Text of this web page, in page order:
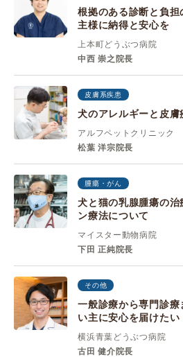
根拠のある診断と負
主様に納得と安心を
上本町どうぶつ病院
中西 崇之院長
皮膚系疾患
犬のアレルギーと皮膚
アルフペットクリニック
松葉 洋宗院長
腫瘍・がん
犬と猫の乳腺腫瘍の
ン療法について
マイスター動物病院
下田 正純院長
その他
一般診療から専門診
い主に安心を届けたい
横浜青葉どうぶつ病院
古田 健介院長